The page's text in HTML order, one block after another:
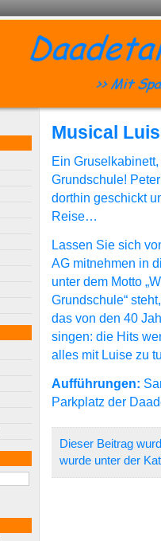
Musical
Ein
Grundschule!
dorthin geschickt
Reise…
Lassen Sie sich
AG mitnehmen in
unter dem Motto
Grundschule“
das von den 40
singen: die Hits
alles mit Luise zu
Aufführungen:
Parkplatz der
Dieser Beitrag
wurde unter der